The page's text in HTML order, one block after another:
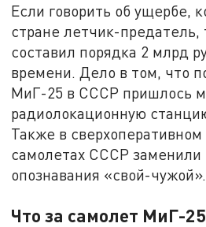
Если говорить об ущербе,
стране летчик-
составил порядка 2 млрд
времени. Дело в том, что
МиГ-25 в СССР пришлось
радиолокационную
Также в
самолетах СССР заменили
опознавания «свой-чужой».
Что за самолет МиГ-25